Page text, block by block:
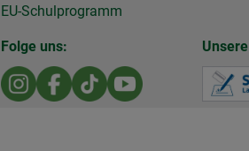
EU-Schulprogramm
Folge uns:
Externer Link zu https://
Externer Link zu https://
Externer Link zu
Externer Link zu